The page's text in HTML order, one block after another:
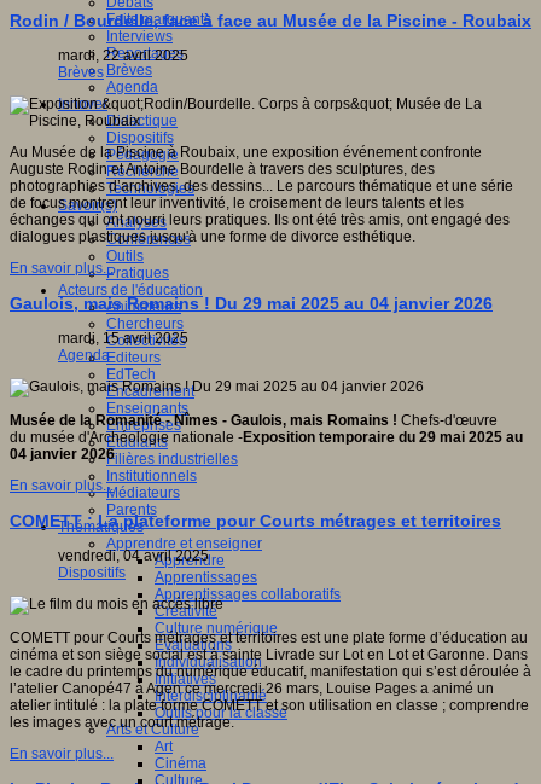
Faits marquants
Interviews
Reportages
Brèves
Agenda
Innover
Didactique
Dispositifs
Pédagogie
Recherche
Technologies
Savoir(s)
Analyses
Conférences
Outils
Pratiques
Acteurs de l'éducation
Animateurs
Chercheurs
Collectivités
Editeurs
EdTech
Encadrement
Enseignants
Entreprises
Etudiants
Filières industrielles
Institutionnels
Médiateurs
Parents
Thématiques
Apprendre et enseigner
Apprendre
Apprentissages
Apprentissages collaboratifs
Créativité
Culture numérique
Evaluations
Individualisation
Initiatives
Interdisciplinarité
Outils pour la classe
Arts et Culture
Art
Cinéma
Culture
Rodin / Bourdelle, face à face au Musée de la Piscine - Roubaix
mardi, 22 avril 2025
Brèves
Au Musée de la Piscine à Roubaix, une exposition événement confronte
Auguste Rodin et Antoine Bourdelle à travers des sculptures, des
photographies d’archives, des dessins... Le parcours thématique et une série
de focus montrent leur inventivité, le croisement de leurs talents et les
échanges qui ont nourri leurs pratiques. Ils ont été très amis, ont engagé des
dialogues plastiques jusqu'à une forme de divorce esthétique.
En savoir plus...
Gaulois, mais Romains ! Du 29 mai 2025 au 04 janvier 2026
mardi, 15 avril 2025
Agenda
Musée de la Romanité - Nîmes - Gaulois, mais Romains ! Chefs-d'œuvre
du musée d'Archéologie nationale -Exposition temporaire du 29 mai 2025 au
04 janvier 2026
En savoir plus...
COMETT : La plateforme pour Courts métrages et territoires
vendredi, 04 avril 2025
Dispositifs
COMETT pour Courts métrages et territoires est une plate forme d’éducation au
cinéma et son siège social est à sainte Livrade sur Lot en Lot et Garonne. Dans
le cadre du printemps du numérique éducatif, manifestation qui s’est déroulée à
l’atelier Canopé47 à Agen ce mercredi 26 mars, Louise Pages a animé un
atelier intitulé : la plate forme COMETT et son utilisation en classe ; comprendre
les images avec un court métrage.
En savoir plus...